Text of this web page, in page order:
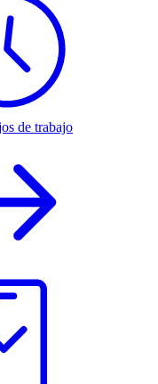
de trabajo